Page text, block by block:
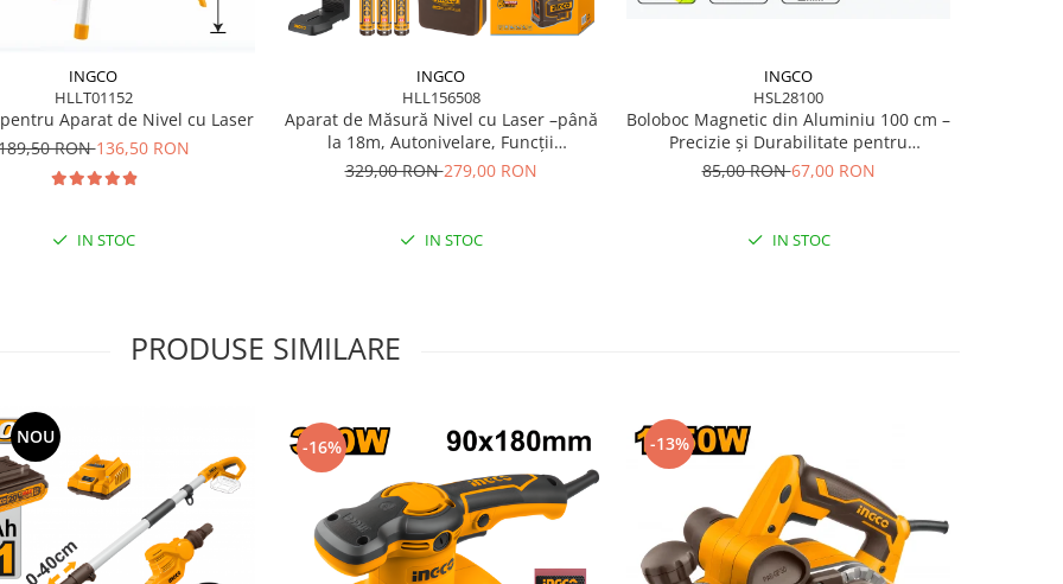
INGCO
HLLT01152
Aparat de Nivel cu Laser
RON136,50 RON
IN STOC
INGCO
HLL156508
Aparat de Măsură Nivel cu Laser –până
la 18m, Autonivelare, Funcții
Orizontal/Vertical, Magnet
329,00 RON279,00 RON
IN STOC
INGCO
HSL28100
Boloboc Magnetic din Aluminiu 100 cm –
Precizie și Durabilitate pentru
Profesioniști
85,00 RON67,00 RON
IN STOC
PRODUSE SIMILARE
NOU -16% -13%